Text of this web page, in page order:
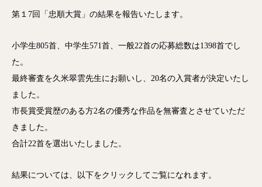
第１7回「忠順大賞」の結果を報告いたします。
小学生805首、中学生571首、一般22首の応募総数は1398首でし
た。
最終審査を久米翠雲先生にお願いし、20名の入賞者が決定いたし
ました。
市長賞受賞歴のある方2名の優秀な作品を無審査とさせていただ
きました。
合計22首を選出いたしました。
結果については、以下をクリックしてご覧になれます。